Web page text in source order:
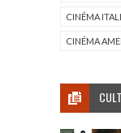
CINÉMA
CINÉMA